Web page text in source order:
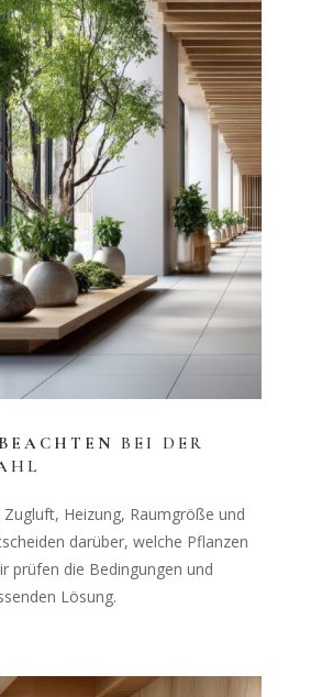
BEI DER
Heizung, Raumgröße und
darüber, welche Pflanzen
prüfen die Bedingungen und
Lösung.